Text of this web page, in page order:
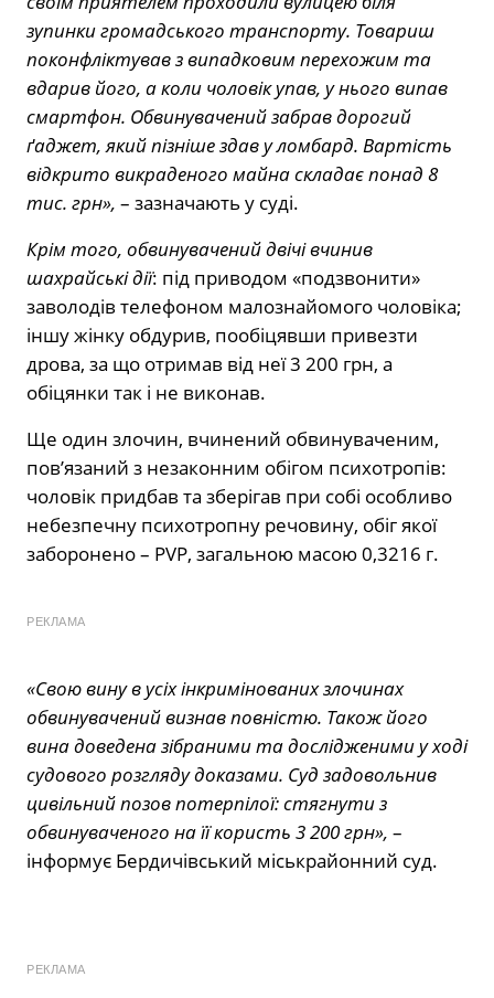
зупинки громадського транспорту. Товариш
поконфліктував з випадковим перехожим та
вдарив його, а коли чоловік упав, у нього випав
смартфон. Обвинувачений забрав дорогий
ґаджет, який пізніше здав у ломбард. Вартість
відкрито викраденого майна складає понад 8
тис. грн», – зазначають у суді.
Крім того, обвинувачений двічі вчинив
шахрайські дії: під приводом «подзвонити»
заволодів телефоном малознайомого чоловіка;
іншу жінку обдурив, пообіцявши привезти
дрова, за що отримав від неї 3 200 грн, а
обіцянки так і не виконав.
Ще один злочин, вчинений обвинуваченим,
пов’язаний з незаконним обігом психотропів:
чоловік придбав та зберігав при собі особливо
небезпечну психотропну речовину, обіг якої
заборонено – PVP, загальною масою 0,3216 г.
РЕКЛАМА
«Свою вину в усіх інкримінованих злочинах
обвинувачений визнав повністю. Також його
вина доведена зібраними та дослідженими у ході
судового розгляду доказами. Суд задовольнив
цивільний позов потерпілої: стягнути з
обвинуваченого на її користь 3 200 грн», –
інформує Бердичівський міськрайонний суд.
РЕКЛАМА